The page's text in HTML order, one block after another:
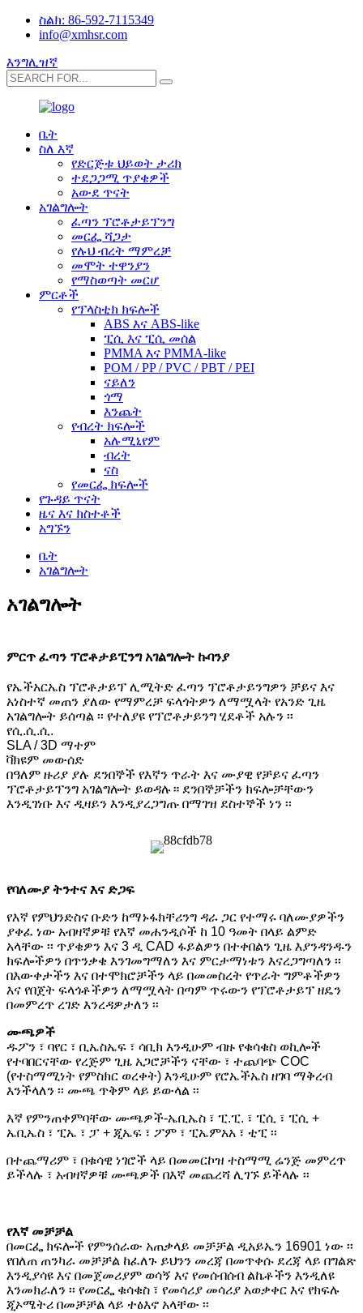
ስልክ: 86-592-7115349
info@xmhsr.com
እንግሊዝኛ
ቤት
ስለ እኛ
የድርጅቱ ህይወት ታሪክ
ተደጋጋሚ ጥያቄዎች
አውደ ጥናት
አገልግሎት
ፈጣን ፕሮቶታይፕንግ
መርፌ ሻጋታ
የሉህ ብረት ማምረቻ
መሞት ተዋንያን
የማስወጣት መርሆ
ምርቶች
የፕላስቲክ ክፍሎች
ABS እና ABS-like
ፒሲ እና ፒሲ መሰል
PMMA እና PMMA-like
POM / PP / PVC / PBT / PEI
ናይለን
ጎማ
እንጨት
የብረት ክፍሎች
አሉሚኒየም
ብረት
ናስ
የመርፌ ክፍሎች
የጉዳይ ጥናት
ዜና እና ክስተቶች
አግኙን
ቤት
አገልግሎት
አገልግሎት
ምርጥ ፈጣን ፕሮቶታይፒንግ አገልግሎት ኩባንያ
የኤችአርኤስ ፕሮቶታይፕ ሊሚትድ ፈጣን ፕሮቶታይንግዎን ቻይና እና
አነስተኛ መጠን ያለው የማምረቻ ፍላጎትዎን ለማሟላት የአንድ ጊዜ
አገልግሎት ይሰጣል ፡፡ የተለያዩ የፕሮቶታይንግ ሂደቶች አሉን ፡፡
የሲ.ሲ.ሲ.
SLA / 3D ማተም
ቫክዩም መውሰድ
በዓለም ዙሪያ ያሉ ደንበኞች የእኛን ጥራት እና ሙያዊ የቻይና ፈጣን
ፕሮቶታይፕንግ አገልግሎት ይወዳሉ። ደንበኞቻችን ክፍሎቻቸውን
እንዲገነቡ እና ዲዛይን እንዲያረጋግጡ በማገዝ ደስተኞች ነን ፡፡
የባለሙያ ትንተና እና ድጋፍ
የእኛ የምህንድስና ቡድን ከማኑፋክቸሪንግ ዳራ ጋር የተማሩ ባለሙያዎችን
ያቀፈ ነው አብዛኛዎቹ የእኛ መሐንዲሶች ከ 10 ዓመት በላይ ልምድ
አላቸው ፡፡ ጥያቄዎን እና 3 ዲ CAD ፋይልዎን በተቀበልን ጊዜ እያንዳንዱን
ክፍሎችዎን በጥንቃቄ እንገመግማለን እና ምርታማነቱን እናረጋግጣለን ፡፡
በእውቀታችን እና በተሞክሮቻችን ላይ በመመስረት የጥራት ግምቶችዎን
እና የበጀት ፍላጎቶችዎን ለማሟላት በጣም ጥሩውን የፕሮቶታይፕ ዘዴን
በመምረጥ ረገድ እንረዳዎታለን ፡፡
ሙጫዎች
ዱፖን ፣ ባየር ፣ ቢኤስኤፍ ፣ ሳቢክ እንዲሁም ብዙ የቁሳቁስ ወኪሎች
የተባበርናቸው የረጅም ጊዜ አጋሮቻችን ናቸው ፣ ተጨባጭ COC
(የተስማሚነት የምስክር ወረቀት) እንዲሁም የሮኤችኤስ ዘገባ ማቅረብ
እንችላለን ፡፡ ሙጫ ጥቅም ላይ ይውላል ፡፡
እኛ የምንጠቀምባቸው ሙጫዎች-ኤቢኤስ ፣ ፒ.ፒ. ፣ ፒሲ ፣ ፒሲ +
ኤቢኤስ ፣ ፒኤ ፣ ፓ + ጂኤፍ ፣ ፖም ፣ ፒኤምአአ ፣ ቲፒ ፡፡
በተጨማሪም ፣ በቁሳዊ ነገሮች ላይ በመመርኮዝ ተስማሚ ሬንጅ መምረጥ
ይችላሉ ፣ አብዛኛዎቹ ሙጫዎች በእኛ መጨረሻ ሊገኙ ይችላሉ ፡፡
የእኛ መቻቻል
በመርፌ ክፍሎች የምንሰራው አጠቃላይ መቻቻል ዲአይኤን 16901 ነው ፡፡
የበለጠ ጠንካራ መቻቻል ከፈለጉ ይህንን መረጃ በመጥቀሱ ደረጃ ላይ በግልጽ
እንዲያሳዩ እና በመጀመሪያም ወሳኝ እና የመሰብሰብ ልኬቶችን እንዲለዩ
እንመክራለን ፡፡ የመርፌ ቁሳቁስ ፣ የመሳሪያ መሳሪያ አወቃቀር እና የክፍሉ
ጂኦሜትሪ በመቻቻል ላይ ተፅእኖ አላቸው ፡፡